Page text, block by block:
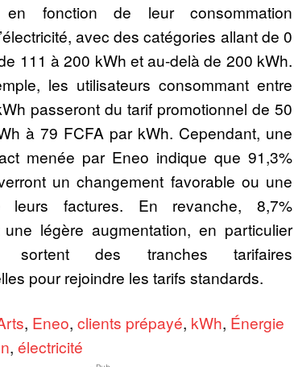
en fonction de leur consommation
avec des catégories allant de 0
111 à 200 kWh et au-delà de 200 kWh.
les utilisateurs consommant entre
passeront du tarif promotionnel de 50
à 79 FCFA par kWh. Cependant, une
menée par Eneo indique que 91,3%
un changement favorable ou une
leurs factures. En revanche, 8,7%
une légère augmentation, en particulier
des tranches tarifaires
pour rejoindre les tarifs standards.
, Eneo, clients prépayé, kWh, Énergie
, électricité